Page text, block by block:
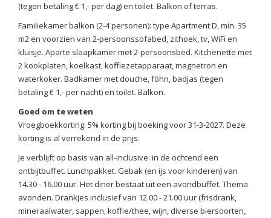
(tegen betaling € 1,- per dag) en toilet. Balkon of terras.
Familiekamer balkon (2-4 personen): type Apartment D, min. 35
m2 en voorzien van 2-persoonssofabed, zithoek, tv, WiFi en
kluisje. Aparte slaapkamer met 2-persoonsbed. Kitchenette met
2 kookplaten, koelkast, koffiezetapparaat, magnetron en
waterkoker. Badkamer met douche, föhn, badjas (tegen
betaling € 1,- per nacht) en toilet. Balkon.
Goed om te weten
Vroegboekkorting: 5% korting bij boeking voor 31-3-2027. Deze
korting is al verrekend in de prijs.
Je verblijft op basis van all-inclusive: in de ochtend een
ontbijtbuffet. Lunchpakket. Gebak (en ijs voor kinderen) van
14.30 - 16.00 uur. Het diner bestaat uit een avondbuffet. Thema
avonden. Drankjes inclusief van 12.00 - 21.00 uur (frisdrank,
mineraalwater, sappen, koffie/thee, wijn, diverse biersoorten,